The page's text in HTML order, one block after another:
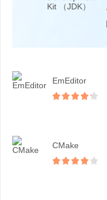
EmEditor
CMake